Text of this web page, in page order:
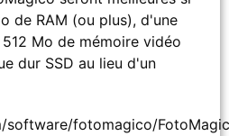
de RAM (ou plus), d'une
Mo de mémoire vidéo
dur SSD au lieu d'un
software/fotomagico/